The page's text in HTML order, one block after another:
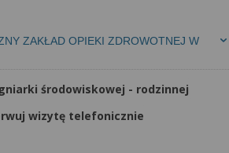
ZAKŁAD OPIEKI ZDROWOTNEJ W
środowiskowej - rodzinnej
wizytę telefonicznie